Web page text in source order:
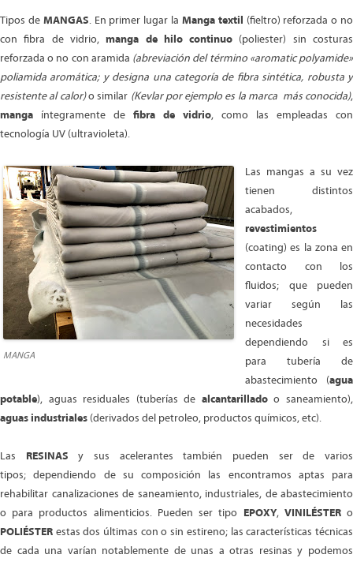
Tipos de MANGAS. En primer lugar la Manga textil (fieltro) reforzada o no
con fibra de vidrio,manga de hilo continuo (poliester) sin costuras
reforzada o no con aramida (abreviación del término «aromatic polyamide»
poliamida aromática; y designa una categoría de fibra sintética, robusta y
resistente al calor)o similar (Kevlar por ejemplo es la marca más conocida),
manga íntegramente de fibra de vidrio, como las empleadas con
tecnología UV (ultravioleta).
MANGA
Las mangas a su vez
tienen distintos
acabados,
revestimientos
(coating) es la zona en
contacto con los
fluidos; que pueden
variar según las
necesidades
dependiendo si es
para tubería de
abastecimiento (agua
potable), aguas residuales (tuberías de alcantarilladoo saneamiento),
aguas industriales (derivados del petroleo, productos químicos, etc).
Las RESINAS y sus acelerantes también pueden ser de varios
tipos; dependiendo de su composición las encontramos aptas para
rehabilitar canalizaciones de saneamiento, industriales, de abastecimiento
o para productos alimenticios. Pueden ser tipo EPOXY, VINILÉSTERo
POLIÉSTER estas dos últimas con o sin estireno; las características técnicas
de cada una varían notablemente de unas a otras resinas y podemos